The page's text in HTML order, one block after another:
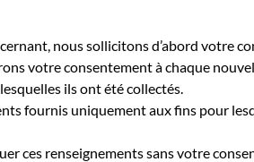
nous sollicitons d’abord votre
votre consentement à chaque
ils ont été collectés.
fournis uniquement aux fins pour
ces renseignements sans votre